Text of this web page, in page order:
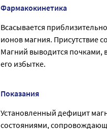
Фармакокинетика
Всасывается
ионов магния. Присутствие
Магний выводится почками,
его избытке.
Показания
Установленный дефицит
состояниями,